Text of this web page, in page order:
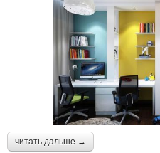
читать дальше →